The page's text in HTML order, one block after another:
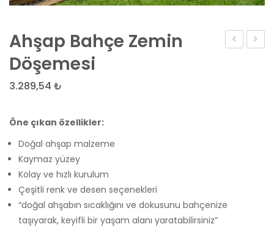
Ahşap Bahçe Zemin
Döşemesi
3.289,54 ₺
Öne çıkan özellikler:
Doğal ahşap malzeme
Kaymaz yüzey
Kolay ve hızlı kurulum
Çeşitli renk ve desen seçenekleri
“doğal ahşabın sıcaklığını ve dokusunu bahçenize
taşıyarak, keyifli bir yaşam alanı yaratabilirsiniz”